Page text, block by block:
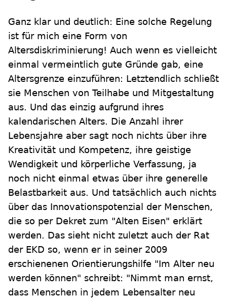
Ganz klar und deutlich: Eine solche Regelung
ist für mich eine Form von
Altersdiskriminierung! Auch wenn es vielleicht
einmal vermeintlich gute Gründe gab, eine
Altersgrenze einzuführen: Letztendlich schließt
sie Menschen von Teilhabe und Mitgestaltung
aus. Und das einzig aufgrund ihres
kalendarischen Alters. Die Anzahl ihrer
Lebensjahre aber sagt noch nichts über ihre
Kreativität und Kompetenz, ihre geistige
Wendigkeit und körperliche Verfassung, ja
noch nicht einmal etwas über ihre generelle
Belastbarkeit aus. Und tatsächlich auch nichts
über das Innovationspotenzial der Menschen,
die so per Dekret zum "Alten Eisen" erklärt
werden. Das sieht nicht zuletzt auch der Rat
der EKD so, wenn er in seiner 2009
erschienenen Orientierungshilfe "Im Alter neu
werden können" schreibt: "Nimmt man ernst,
dass Menschen in jedem Lebensalter neu